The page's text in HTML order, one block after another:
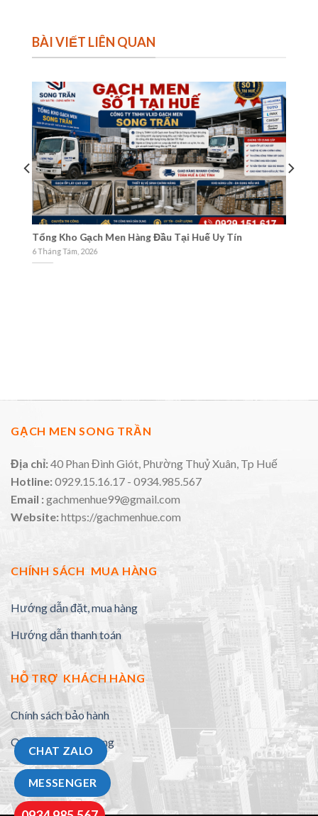
BÀI VIẾT LIÊN QUAN
Tổng Kho Gạch Men Hàng Đầu Tại Huế Uy Tín
6 Tháng Tám, 2026
GẠCH MEN SONG TRẦN
Địa chỉ:40 Phan Đình Giót, Phường Thuỷ Xuân, Tp Huế
Hotline:0929.15.16.17 - 0934.985.567
Email : gachmenhue99@gmail.com
Website:https://gachmenhue.com
CHÍNH SÁCH MUA HÀNG
Hướng dẫn đặt, mua hàng
Hướng dẫn thanh toán
HỖ TRỢ KHÁCH HÀNG
Chính sách bảo hành
Quy định đổi trả hàng
CHAT ZALO
MESSENGER